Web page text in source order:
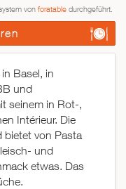
von foratabledurchgeführt.
Basel, in
und
seinem in Rot-,
Intérieur. Die
bietet von Pasta
und
etwas. Das